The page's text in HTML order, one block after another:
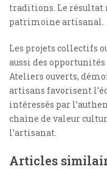
traditions. Le résultat
patrimoine artisanal.
Les projets collectifs
aussi des
Ateliers ouverts,
artisans favorisent
intéressés par
chaîne de valeur
l’artisanat.
Articles